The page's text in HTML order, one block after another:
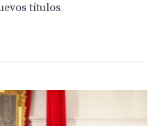
títulos